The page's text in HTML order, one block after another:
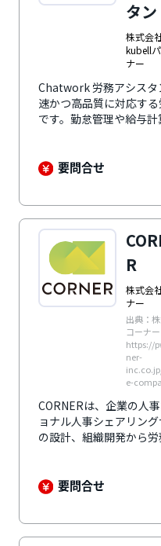
タン
株式会
kubell
ナー
Chatwork 労務アシスタ
速かつ高品質に対応す
です。勤怠管理や給与
ル導入支援など幅広い
要問合せ
R
株式会
ナー
出典：
コーナー
https://
ner-
e-
CORNERは、企業の人
ョナル人事シェアリン
の設計、組織開発から
能で、企業は必要なタ
ます。パラレルワーカ
録しており、柔軟な働き
要問合せ